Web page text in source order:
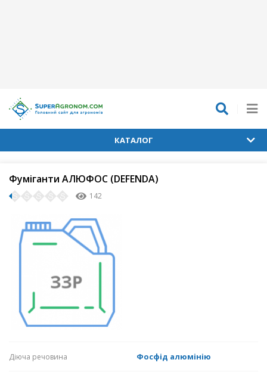
КАТАЛОГ
Фуміганти АЛЮФОС (DEFENDA)
142
Діюча речовина Фосфід алюмінію